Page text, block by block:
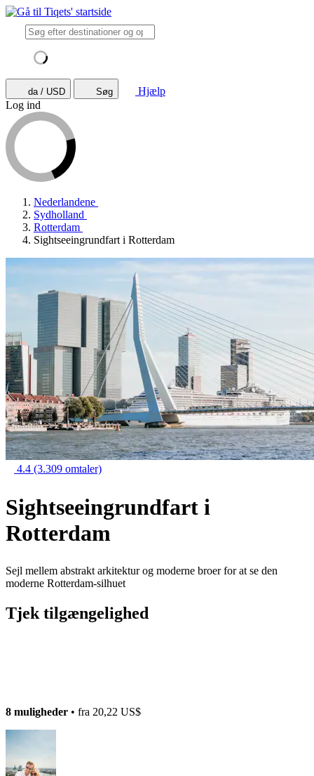
da / USD Søg
Hjælp
Log ind
Nederlandene
Sydholland
Rotterdam
Sightseeingrundfart i Rotterdam
4.4 (3.309 omtaler)
Sightseeingrundfart i
Rotterdam
Sejl mellem abstrakt arkitektur og moderne broer for at se den
moderne Rotterdam-silhuet
Tjek tilgængelighed
8 muligheder • fra 20,22 US$